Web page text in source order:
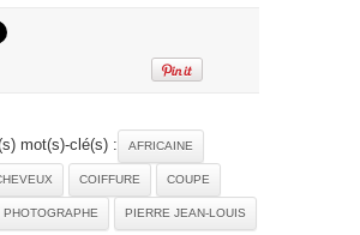
mot(s)-clé(s) : AFRICAINE
COIFFURE COUPE
PHOTOGRAPHE PIERRE JEAN-LOUIS